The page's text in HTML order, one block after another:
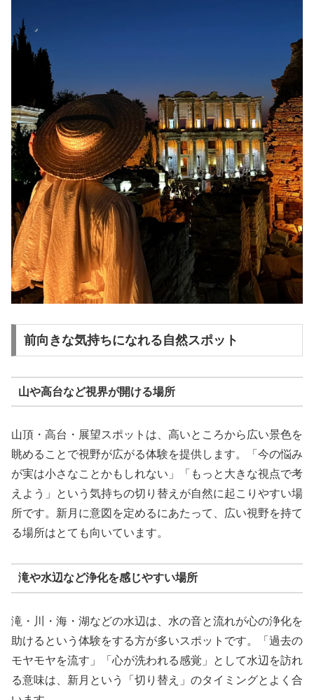
前向きな気持ちになれる自然スポット
山や高台など視界が開ける場所
山頂・高台・展望スポットは、高いところから広い景色を
眺めることで視野が広がる体験を提供します。「今の悩み
が実は小さなことかもしれない」「もっと大きな視点で考
えよう」という気持ちの切り替えが自然に起こりやすい場
所です。新月に意図を定めるにあたって、広い視野を持て
る場所はとても向いています。
滝や水辺など浄化を感じやすい場所
滝・川・海・湖などの水辺は、水の音と流れが心の浄化を
助けるという体験をする方が多いスポットです。「過去の
モヤモヤを流す」「心が洗われる感覚」として水辺を訪れ
る意味は、新月という「切り替え」のタイミングとよく合